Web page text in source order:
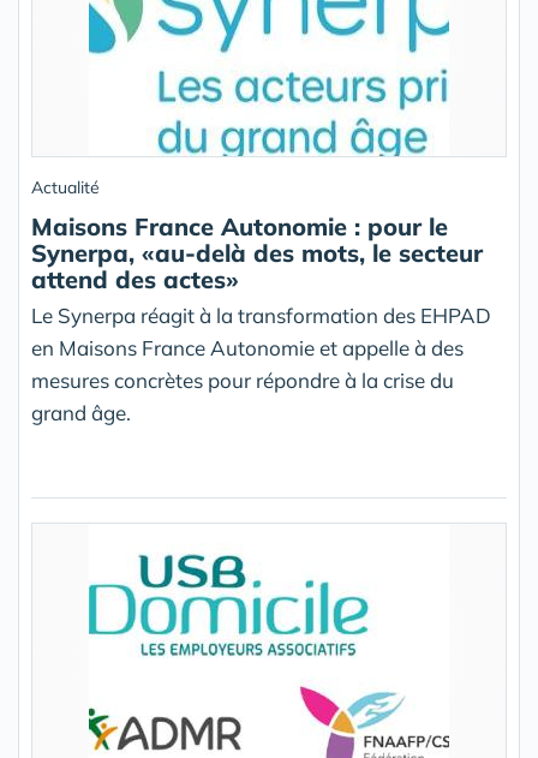
Actualité
Maisons France Autonomie : pour le
Synerpa, «au-delà des mots, le secteur
attend des actes»
Le Synerpa réagit à la transformation des EHPAD
en Maisons France Autonomie et appelle à des
mesures concrètes pour répondre à la crise du
grand âge.